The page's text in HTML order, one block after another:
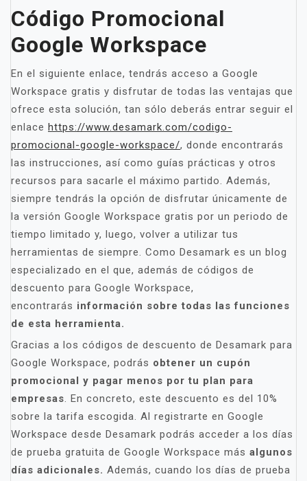
Código Promocional
Google Workspace
En el siguiente enlace, tendrás acceso a Google
Workspace gratis y disfrutar de todas las ventajas que
ofrece esta solución, tan sólo deberás entrar seguir el
enlace https://www.desamark.com/codigo-
promocional-google-workspace/, donde encontrarás
las instrucciones, así como guías prácticas y otros
recursos para sacarle el máximo partido. Además,
siempre tendrás la opción de disfrutar únicamente de
la versión Google Workspace gratis por un periodo de
tiempo limitado y, luego, volver a utilizar tus
herramientas de siempre. Como Desamark es un blog
especializado en el que, además de códigos de
descuento para Google Workspace,
encontrarás información sobre todas las funciones
de esta herramienta.
Gracias a los códigos de descuento de Desamark para
Google Workspace, podrás obtener un cupón
promocional y pagar menos por tu plan para
empresas. En concreto, este descuento es del 10%
sobre la tarifa escogida. Al registrarte en Google
Workspace desde Desamark podrás acceder a los días
de prueba gratuita de Google Workspace más algunos
días adicionales. Además, cuando los días de prueba